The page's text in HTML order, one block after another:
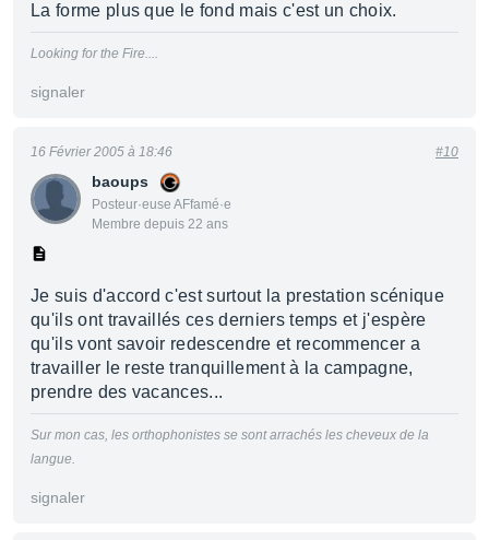
La forme plus que le fond mais c'est un choix.
Looking for the Fire....
signaler
baoups
Posteur·euse AFfamé·e
Membre depuis 22 ans
16 Février 2005 à 18:46 #10
Je suis d'accord c'est surtout la prestation scénique
qu'ils ont travaillés ces derniers temps et j'espère
qu'ils vont savoir redescendre et recommencer a
travailler le reste tranquillement à la campagne,
prendre des vacances...
Sur mon cas, les orthophonistes se sont arrachés les cheveux de la
langue.
signaler